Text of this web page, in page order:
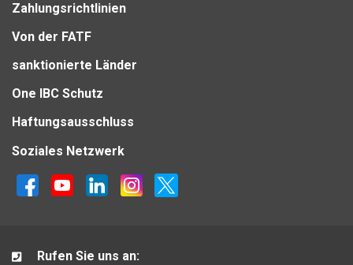
Zahlungsrichtlinien
Von der FATF
sanktionierte Länder
One IBC Schutz
Haftungsausschluss
Soziales Netzwerk
Rufen Sie uns an: